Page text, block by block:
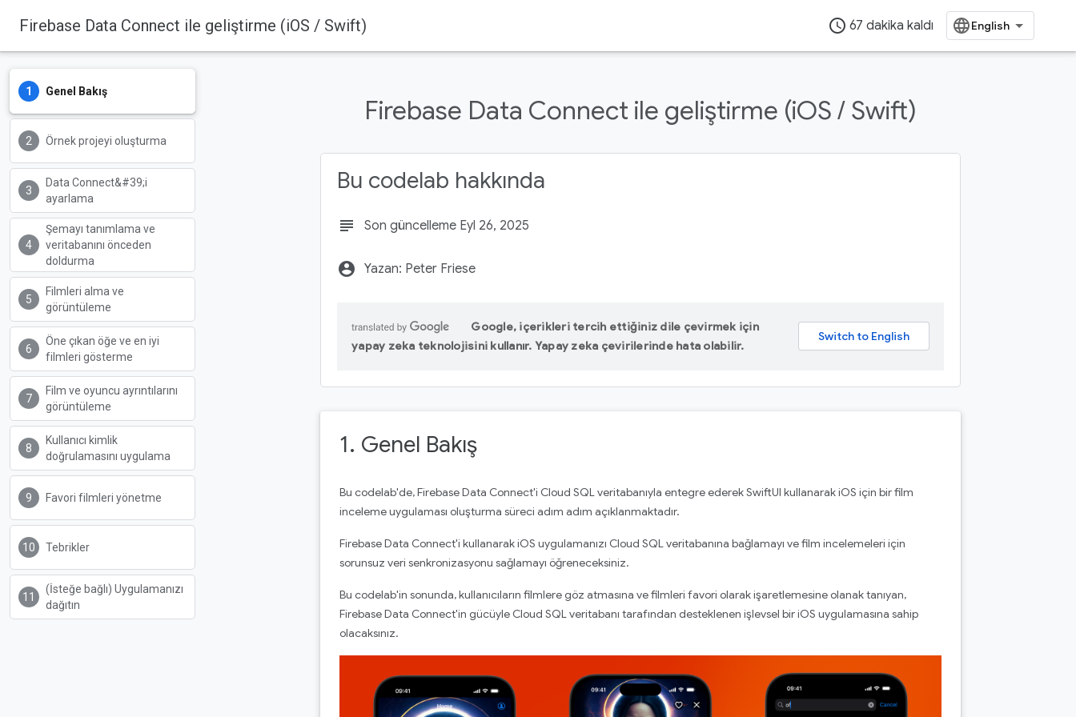
Firebase Firebase Codelabs
Firebase Data Connect ile geliştirme (iOS / Swift) access_time 67 dakika kaldı
Genel Bakış
Örnek projeyi oluşturma
Data Connect&#39;i
ayarlama
Şemayı tanımlama ve
veritabanını önceden
doldurma
Filmleri alma ve
görüntüleme
Öne çıkan öğe ve en iyi
filmleri gösterme
Film ve oyuncu ayrıntılarını
görüntüleme
Kullanıcı kimlik
doğrulamasını uygulama
Favori filmleri yönetme
Tebrikler
(İsteğe bağlı) Uygulamanızı
dağıtın
Firebase Data Connect ile geliştirme (iOS / Swift)
Bu codelab hakkında
subject Son güncelleme Eyl 26, 2025
account_circle Yazan: Peter Friese
Google, içerikleri tercih ettiğiniz dile çevirmek için
yapay zeka teknolojisini kullanır. Yapay zeka çevirilerinde hata olabilir.
1. Genel Bakış
Bu codelab'de, Firebase Data Connect'i Cloud SQL veritabanıyla entegre ederek SwiftUI kullanarak iOS için bir film
inceleme uygulaması oluşturma süreci adım adım açıklanmaktadır.
Firebase Data Connect'i kullanarak iOS uygulamanızı Cloud SQL veritabanına bağlamayı ve film incelemeleri için
sorunsuz veri senkronizasyonu sağlamayı öğreneceksiniz.
Bu codelab'in sonunda, kullanıcıların filmlere göz atmasına ve filmleri favori olarak işaretlemesine olanak tanıyan,
Firebase Data Connect'in gücüyle Cloud SQL veritabanı tarafından desteklenen işlevsel bir iOS uygulamasına sahip
olacaksınız.